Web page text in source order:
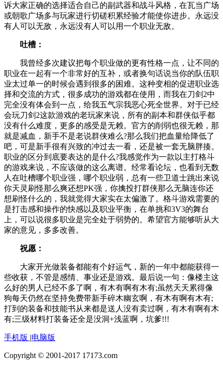
诉大家正确的选择适合自己的副武器和战斗风格，在瓦当广场
或朝歌广场多与玩家进行切磋积累经验才能使你进步。永远没
有人可以无敌，永远没有人可以用一个职业无敌。
吐槽：
我曾经多次建议把每个职业做的更有性格一点，让不同的
职业在一起有一个非常好的互补，或者换句话说当你的队伍职
业太过单一的时候会遇到很多的困难。这种变相的促进职业选
择和交流的方式，很多成功的游戏都在使用，而我在刀剑2中
完全没有体会到一点，给我五气宗我恶心死全世界。对于已经
会玩刀剑2这款游戏的老玩家来说，所有的副本和群侠似乎都
没有什么难度，更多的感受是无赖。官方的削弱也很无赖，那
就是减血，新手不是老说群侠难么?那么我们把血量给降低了
吧，可是新手很有兴致的冲过去一看，还是被一套无脑胖揍。
职业的区分到底要表达的是什么?我感觉作为一款以主打格斗
的游戏来说，不应该做的这么离谱。经常看论坛，也看到无数
人在吐槽哪个职业强，哪个职业弱，总有一些卫道士跳出来说
你天灵刷怪那么爽还想PK强，你擒投打群侠那么无脑连你还
想刷怪什么的，我就觉得大家实在太偏激了。格斗游戏需要的
是打击感和操作的快感以及职业平衡，在单挑和3V3的舞台
上，可以说很多职业是完全处于弱势的。希望官方能够听从大
家的意见，多多改善。
祝愿：
大家开光做装备都能有个好运气，新的一年中都能获得一
些收获，不管是感情、事业还是游戏。最后说一句：像楼主这
么好的男人已经不多了啊，有木有啊有木有;虽然天天累得像
狗每天仍然在坚持免费带新手碎木幽玄啊，有木有啊有木有;
打到的装备和技能书从来都是送人没有卖过啊，有木有啊有木
有;三级材料打装备还全是没洞+浅蓝啊，坑爹!!!
手机版 |电脑版
Copyright © 2001-2017 17173.com